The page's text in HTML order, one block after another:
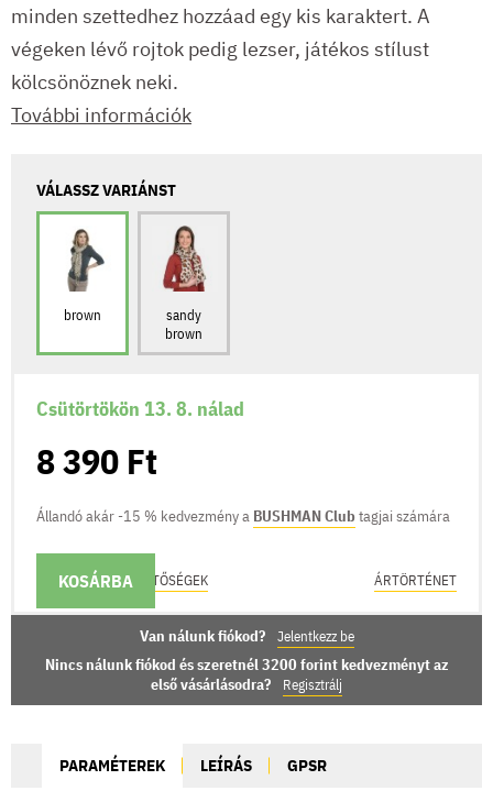
minden szettedhez hozzáad egy kis karaktert. A
végeken lévő rojtok pedig lezser, játékos stílust
kölcsönöznek neki.
További információk
VÁLASSZ VARIÁNST
brown
sandy
brown
Csütörtökön 13. 8. nálad
8 390 Ft
Állandó akár -15 % kedvezmény a BUSHMAN Clubtagjai számára
KOSÁRBA
KÉZBESÍTÉSI LEHETŐSÉGEK ÁRTÖRTÉNET
Van nálunk fiókod? Jelentkezz be
Nincs nálunk fiókod és szeretnél 3200 forint kedvezményt az
első vásárlásodra?
Regisztrálj
PARAMÉTEREK LEÍRÁS GPSR